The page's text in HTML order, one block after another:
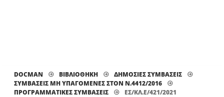
DOCMAN ΒΙΒΛΙΟΘΗΚΗ
ΔΗΜΟΣΙΕΣ ΣΥΜΒΑΣΕΙΣ
ΣΥΜΒΑΣΕΙΣ ΜΗ ΥΠΑΓΟΜΕΝΕΣ ΣΤΟΝ Ν.4412/2016
ΠΡΟΓΡΑΜΜΑΤΙΚΈΣ ΣΥΜΒΆΣΕΙΣ
ΕΣ/ΚΛ.Ε/421/2021